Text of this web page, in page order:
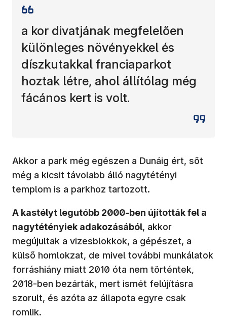
a kor divatjának megfelelően
különleges növényekkel és
díszkutakkal franciaparkot
hoztak létre, ahol állítólag még
fácános kert is volt.
Akkor a park még egészen a Dunáig ért, sőt
még a kicsit távolabb álló nagytétényi
templom is a parkhoz tartozott.
A kastélyt legutóbb 2000-ben újították fel a
nagytétényiek adakozásából, akkor
megújultak a vizesblokkok, a gépészet, a
külső homlokzat, de mivel további munkálatok
forráshiány miatt 2010 óta nem történtek,
2018-ben bezárták, mert ismét felújításra
szorult, és azóta az állapota egyre csak
romlik.